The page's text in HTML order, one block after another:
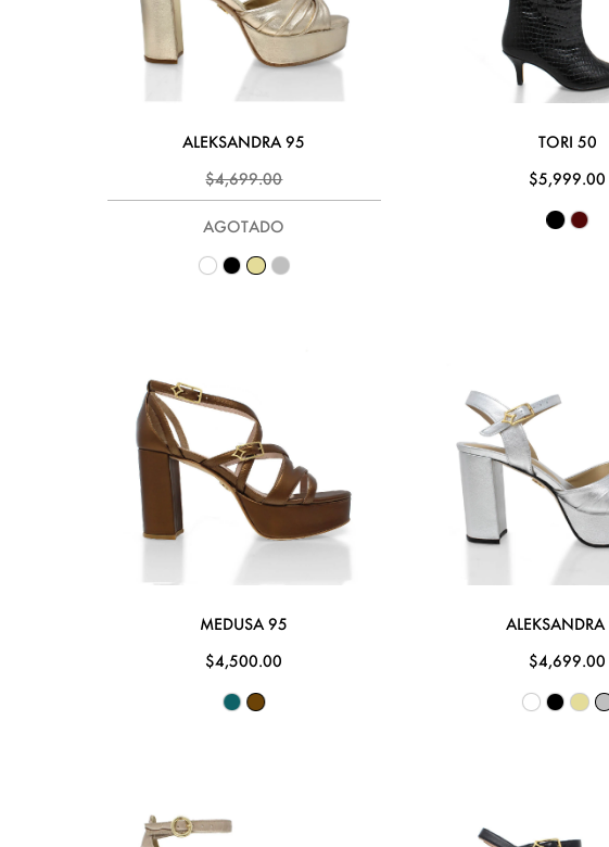
ALEKSANDRA 95
$4,699.00
AGOTADO
TORI 50
$5,999.00
MEDUSA 95
$4,500.00
$4,699.00